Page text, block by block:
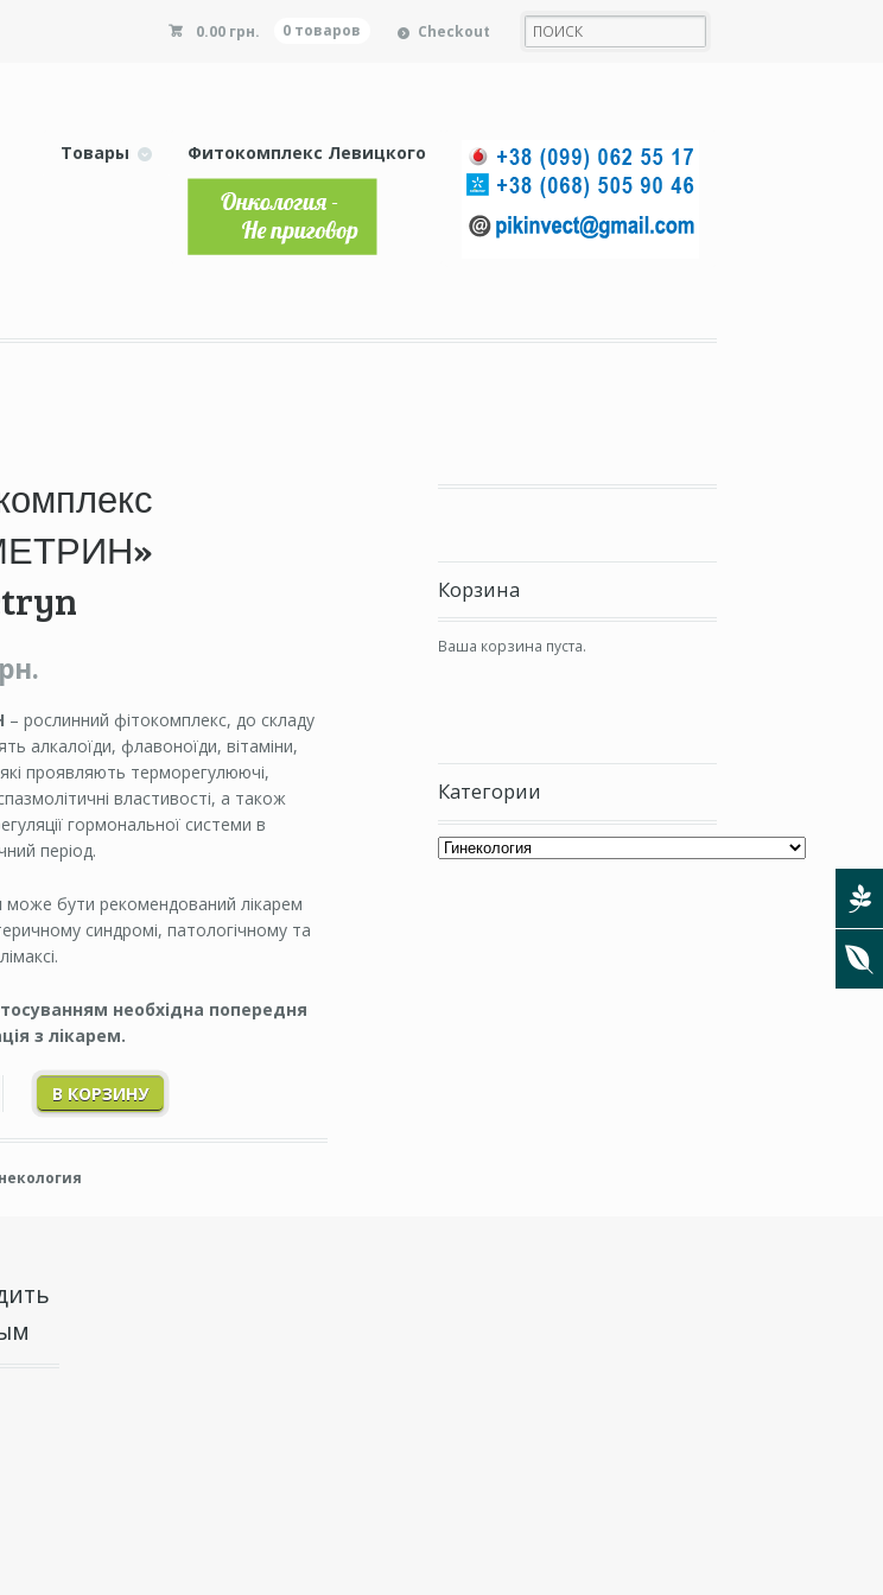
0.00 грн. 0 товаров Checkout
Товары Фитокомплекс Левицкого
– рослинний фітокомплекс, до складу
алкалоїди, флавоноїди, вітаміни,
які проявляють терморегулюючі,
властивості, а також
гормональної системи в
період.
може бути рекомендований лікарем
синдромі, патологічному та
необхiдна попередня
з лiкарем.
В КОРЗИНУ
Корзина
Ваша корзина пуста.
Категории